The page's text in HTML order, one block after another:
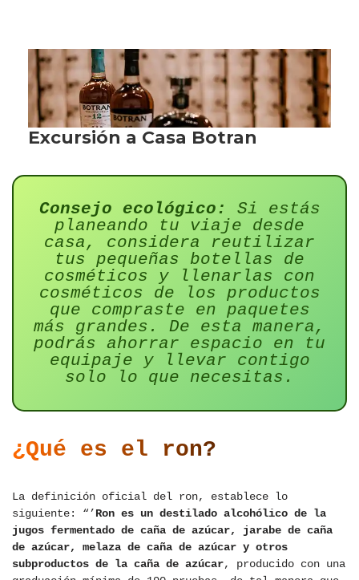
Consejo ecológico:
Si estás
planeando tu viaje desde
casa, considera reutilizar
tus pequeñas botellas de
cosméticos y llenarlas con
cosméticos de los productos
que compraste en paquetes
más grandes. De esta manera,
podrás ahorrar espacio en tu
equipaje y llevar contigo
solo lo que necesitas.
¿Qué es el ron?
La definición oficial del ron, establece lo
siguiente: “’Ron es un destilado alcohólico de la
jugos fermentado de caña de azúcar, jarabe de caña
de azúcar, melaza de caña de azúcar y otros
subproductos de la caña de azúcar, producido con una